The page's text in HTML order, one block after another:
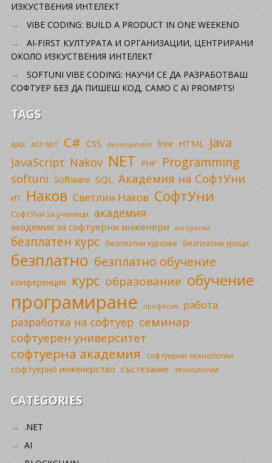
ИЗКУСТВЕНИЯ ИНТЕЛЕКТ
VIBE CODING: BUILD A PRODUCT IN ONE WEEKEND
AI-FIRST КУЛТУРАТА И ОРГАНИЗАЦИИ, ЦЕНТРИРАНИ
ОКОЛО ИЗКУСТВЕНИЯ ИНТЕЛЕКТ
SOFTUNI VIBE CODING: НАУЧИ СЕ ДА РАЗРАБОТВАШ
СОФТУЕР БЕЗ ДА ПИШЕШ КОД, САМО С AI PROMPTS!
TAGS
AJAX ASP.NET C# CSS development free HTML Java
JavaScript Nakov NET PHP Programming
softuni Software SQL Академия на СофтУни
ИТ Наков Светлин Наков СофтУни
СофтУни за ученици академия
академия за софтуерни инженери алгоритми
безплатен курс безплатни курсове безплатни уроци
безплатно безплатно обучение
конференция курс образование обучение
програмиране професия работа
разработка на софтуер семинар
софтуерен университет
софтуерна академия софтуерни технологии
софтуерно инженерство състезание технологии
CATEGORIES
.NET
AI